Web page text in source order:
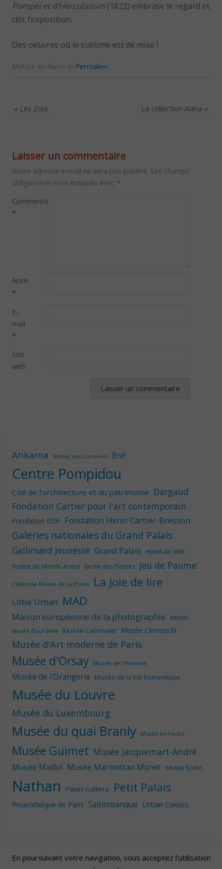
Pompéi et d’Herculanum (1822) embrase le regard et
clôt l’exposition.
Des oeuvres où le sublime est de mise !
Mettre en favori le Permalien
« Les Zola La collection Alana »
Laisser un commentaire
Votre adresse e-mail ne sera pas publiée. Les champs
obligatoires sont indiqués avec *
Commentaire
*
Nom
*
E-
mail
*
Site
web
Ankama Atelier des Lumières BnF
Centre Pompidou
Cité de l'architecture et du patrimoine Dargaud
Fondation Cartier pour l'art contemporain
Fondation EDF Fondation Henri Cartier-Bresson
Galeries nationales du Grand Palais
Gallimard Jeunesse Grand Palais Hôtel de Ville
Institut du Monde Arabe Jardin des Plantes Jeu de Paume
L'Adresse Musée de La Poste La Joie de lire
Little Urban MAD
Maison européenne de la photographie
MNHN
Musée Bourdelle
Musée Carnavalet Musée Cernuschi
Musée d'Art moderne de Paris
Musée d'Orsay Musée de l'Homme
Musée de l'Orangerie Musée de la Vie Romantique
Musée du Louvre
Musée du Luxembourg
Musée du quai Branly Musée en Herbe
Musée Guimet Musée Jacquemart-André
Musée Maillol Musée Marmottan Monet Musée Rodin
Nathan Palais Galliera Petit Palais
Pinacothèque de Paris Saltimbanque Urban Comics
En poursuivant votre navigation, vous acceptez l'utilisation